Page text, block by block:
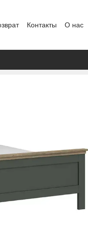
Контакты О нас